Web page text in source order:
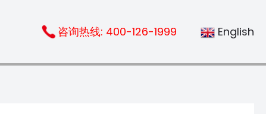
咨询热线: 400-126-1999 English